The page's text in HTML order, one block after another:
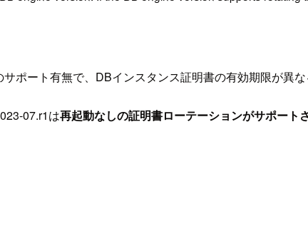
ポート有無で、DBインスタンス証明書の有効期限が異な
07.r1は再起動なしの証明書ローテーションがサポート